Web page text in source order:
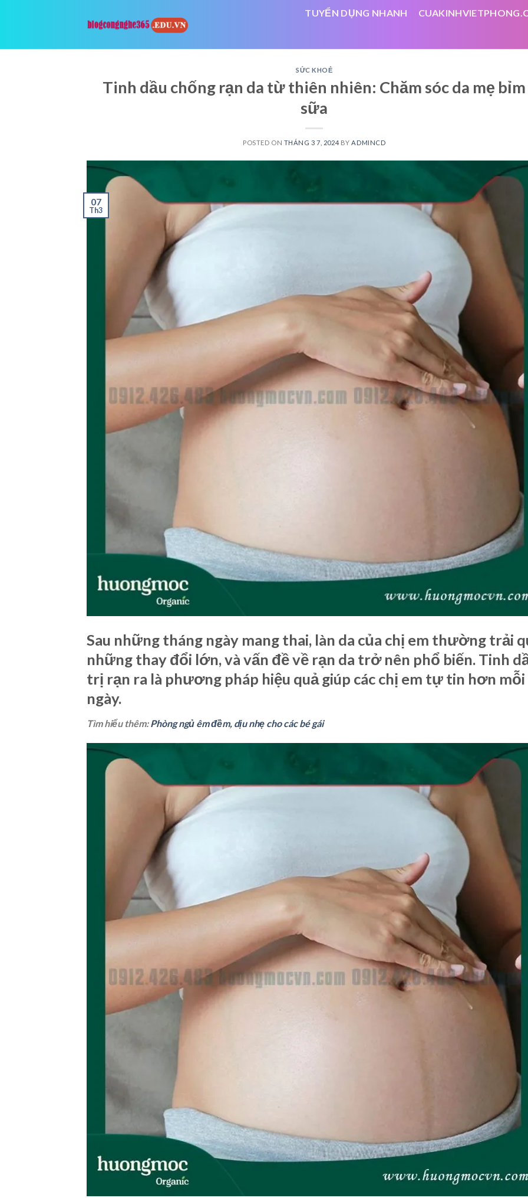
TUYỂN DỤNG NHANH
SỨC KHOẺ
Tinh dầu chống rạn da từ thiên nhiên: Chăm sóc da mẹ bỉm
sữa
POSTED ON THÁNG 3 7, 2024 BY ADMINCD
07
Th3
Sau những tháng ngày mang thai, làn da của chị em thường trải
những thay đổi lớn, và vấn đề về rạn da trở nên phổ biến. Tinh
trị rạn ra là phương pháp hiệu quả giúp các chị em tự tin hơn mỗi
ngày.
Tìm hiểu thêm:Phòng ngủ êm đềm, dịu nhẹ cho các bé gái